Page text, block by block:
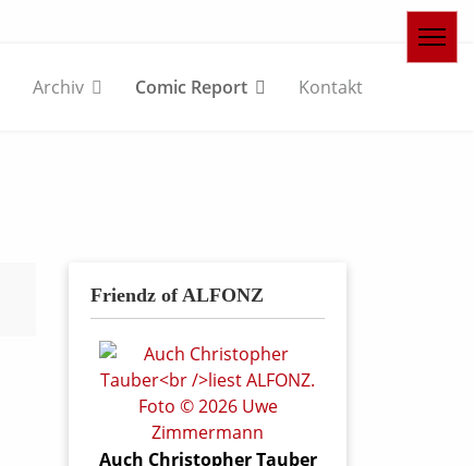
Archiv Comic Report Kontakt
Friendz of ALFONZ
Auch Christopher Tauber